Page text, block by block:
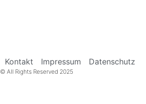
Kontakt Impressum Datenschutz
© All Rights Reserved 2025